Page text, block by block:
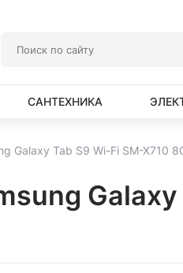
САНТЕХНИКА
Galaxy Tab S9 Wi-Fi SM-X710